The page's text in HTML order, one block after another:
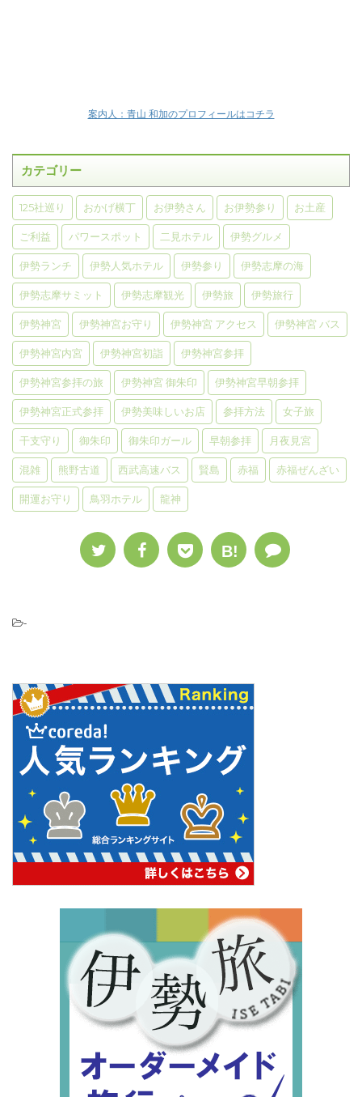
案内人：青山 和加のプロフィールはコチラ
カテゴリー
125社巡り おかげ横丁 お伊勢さん お伊勢参り お土産
ご利益 パワースポット 二見ホテル 伊勢グルメ
伊勢ランチ 伊勢人気ホテル 伊勢参り 伊勢志摩の海
伊勢志摩サミット 伊勢志摩観光 伊勢旅 伊勢旅行
伊勢神宮 伊勢神宮お守り 伊勢神宮 アクセス 伊勢神宮 バス
伊勢神宮内宮 伊勢神宮初詣 伊勢神宮参拝
伊勢神宮参拝の旅 伊勢神宮 御朱印 伊勢神宮早朝参拝
伊勢神宮正式参拝 伊勢美味しいお店 参拝方法 女子旅
干支守り 御朱印 御朱印ガール 早朝参拝 月夜見宮
混雑 熊野古道 西武高速バス 賢島 赤福 赤福ぜんざい
開運お守り 鳥羽ホテル 龍神
B!
-